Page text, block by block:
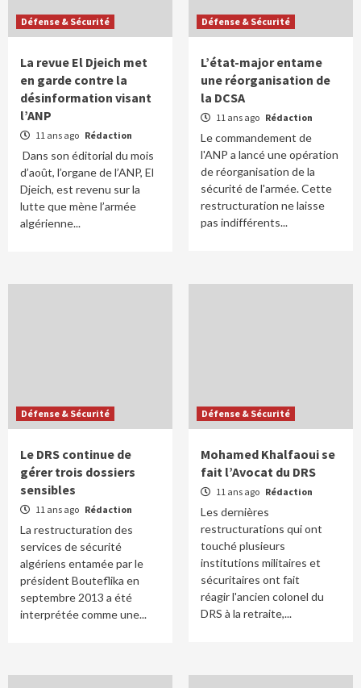
Défense & Sécurité
La revue El Djeich met
en garde contre la
désinformation visant
l’ANP
11 ans ago Rédaction
Dans son éditorial du mois
d’août, l’organe de l’ANP, El
Djeich, est revenu sur la
lutte que mène l’armée
algérienne...
Défense & Sécurité
L’état-major entame
une réorganisation de
la DCSA
11 ans ago Rédaction
Le commandement de
l'ANP a lancé une opération
de réorganisation de la
sécurité de l'armée. Cette
restructuration ne laisse
pas indifférents...
Défense & Sécurité
Le DRS continue de
gérer trois dossiers
sensibles
11 ans ago Rédaction
La restructuration des
services de sécurité
algériens entamée par le
président Bouteflika en
septembre 2013 a été
interprétée comme une...
Défense & Sécurité
Mohamed Khalfaoui se
fait l’Avocat du DRS
11 ans ago Rédaction
Les dernières
restructurations qui ont
touché plusieurs
institutions militaires et
sécuritaires ont fait
réagir l'ancien colonel du
DRS à la retraite,...